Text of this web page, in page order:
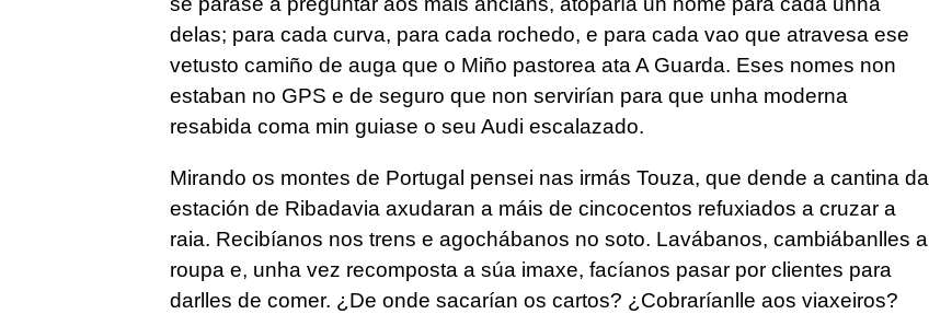
delas; para cada curva, para cada rochedo, e para cada vao que atravesa ese
vetusto camiño de auga que o Miño pastorea ata A Guarda. Eses nomes non
estaban no GPS e de seguro que non servirían para que unha moderna
resabida coma min guiase o seu Audi escalazado.
Mirando os montes de Portugal pensei nas irmás Touza, que dende a cantina da
estación de Ribadavia axudaran a máis de cincocentos refuxiados a cruzar a
raia. Recibíanos nos trens e agochábanos no soto. Lavábanos, cambiábanlles a
roupa e, unha vez recomposta a súa imaxe, facíanos pasar por clientes para
darlles de comer. ¿De onde sacarían os cartos? ¿Cobraríanlle aos viaxeiros?